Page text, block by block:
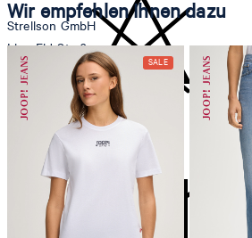
nicht bleichen
Strellson GmbH
Line-Eid-Str. 6
78467 Konstanz
Deutschland
contact@strellson.com
Produzent
Strellson AG
Sonnenwiesenstrasse 21
Wir empfehlen Ihnen dazu